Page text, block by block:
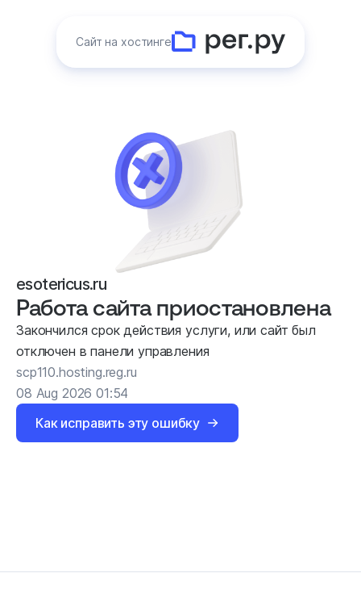
Сайт на хостинге
esotericus.ru
Работа сайта приостановлена
Закончился срок действия услуги, или сайт был
отключен в панели управления
scp110.hosting.reg.ru
08 Aug 2026 01:54
Как исправить эту ошибку